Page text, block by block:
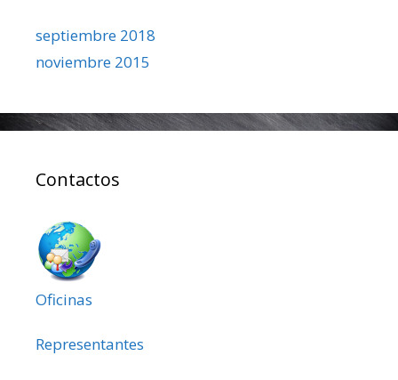
septiembre 2018
noviembre 2015
Contactos
Oficinas
Representantes